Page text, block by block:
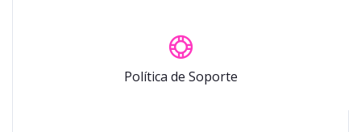
Política de Soporte